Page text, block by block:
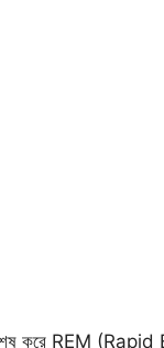
করে REM